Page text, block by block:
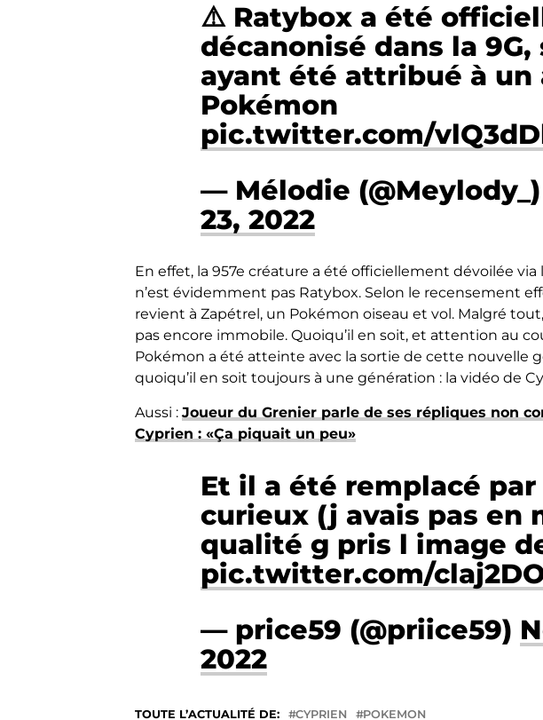
⚠️ Ratybox a été
décanonisé dans la
ayant été attribué à un
Pokémon
pic.twitter.com/
— Mélodie (@Meylody_)
23, 2022
En effet, la 957e créature a été officiellement dévoilée
n’est évidemment pas Ratybox. Selon le recensement
revient à Zapétrel, un Pokémon oiseau et vol. Malgré
pas encore immobile. Quoiqu’il en soit, et attention au
Pokémon a été atteinte avec la sortie de cette nouvelle
quoiqu’il en soit toujours à une génération : la vidéo de
Aussi : Joueur du Grenier parle de ses répliques non
Cyprien : «Ça piquait un peu»
Et il a été remplacé
curieux (j avais pas en
qualité g pris l image
pic.twitter.com/
— price59 (@priice59)
2022
TOUTE L’ACTUALITÉ DE: CYPRIEN POKEMON